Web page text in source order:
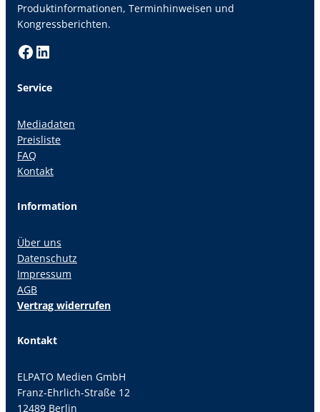
Produktinformationen, Terminhinweisen und
Kongressberichten.
Facebook LinkedIn
Service
Mediadaten
Preisliste
FAQ
Kontakt
Information
Über uns
Datenschutz
Impressum
AGB
Vertrag widerrufen
Kontakt
ELPATO Medien GmbH
Franz-Ehrlich-Straße 12
12489 Berlin